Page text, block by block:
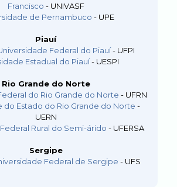
Francisco - UNIVASF
de Pernambuco - UPE
Piauí
Federal do Piauí- UFPI
Estadual do Piauí - UESPI
Rio Grande do Norte
do Rio Grande do Norte - UFRN
do Estado do Rio Grande do Norte -
UERN
Rural do Semi-árido - UFERSA
Sergipe
Federal de Sergipe - UFS